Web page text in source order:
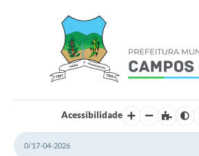
Acessibilidade